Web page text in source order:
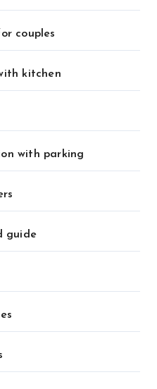
couples
kitchen
with parking
guide